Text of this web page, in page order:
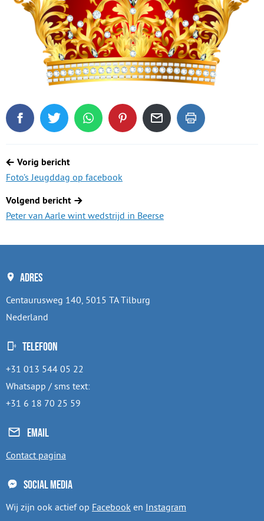
Deel dit blogartikel op Facebook
Tweet dit blogartikel op Twitter
Deel dit blogartikel via WhatsApp
Deel dit blogartikel op Pinterest
Deel dit blogartikel via de
Dit blogartikel
Berichtnavigatie
Vorig bericht
Foto’s Jeugddag op facebook
Volgend bericht
Peter van Aarle wint wedstrijd in Beerse
Adres
Centaurusweg 140, 5015 TA Tilburg
Nederland
Telefoon
+31 013 544 05 22
Whatsapp / sms text:
+31 6 18 70 25 59
Email
Contact pagina
Social media
Wij zijn ook actief op Facebook en Instagram